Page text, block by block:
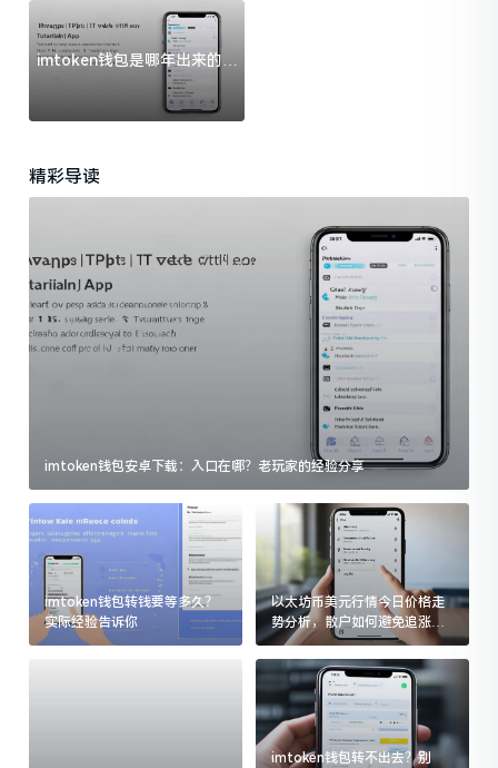
imtoken钱包是哪年出来的？
一文给你说清楚
精彩导读
imtoken钱包安卓下载：入口在哪？老玩家的经验分享
imtoken钱包转钱要等多久？
实际经验告诉你
以太坊币美元行情今日价格走
势分析，散户如何避免追涨杀
跌被套牢
imtoken钱包转不出去？别